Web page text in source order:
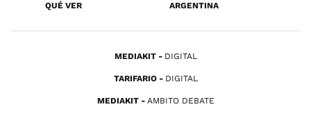
QUÉ VER
ARGENTINA
MEDIAKIT DIGITAL
TARIFARIO DIGITAL
MEDIAKIT AMBITO DEBATE